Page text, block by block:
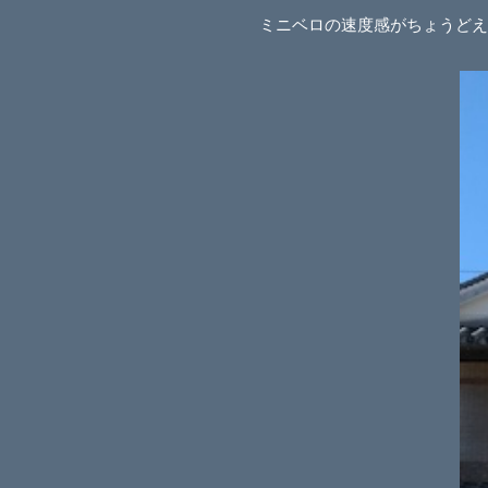
ミニベロの速度感がちょうど